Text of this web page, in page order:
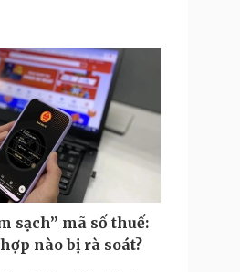
sạch” mã số thuế:
nào bị rà soát?